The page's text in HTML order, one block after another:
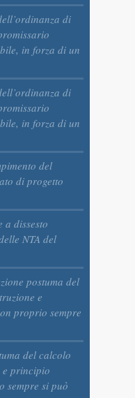
di
in forza di un
di
in forza di un
del
di progetto
a dissesto
NTA del
postuma del
e
proprio sempre
del calcolo
e principio
sempre si può